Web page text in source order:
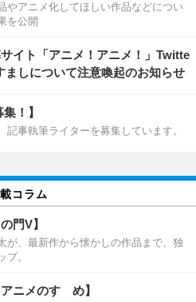
やアニメ化してほしい作品などについ
を公開
サイト「アニメ！アニメ！」Twitte
ましについて注意喚起のお知らせ
！】
記事執筆ライターを募集しています。
コラム
門V】
が、最新作から懐かしの作品まで、独
プ。
ニメのすゝめ】